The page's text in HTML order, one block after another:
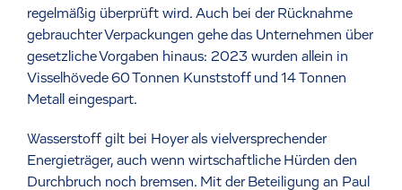
regelmäßig überprüft wird. Auch bei der Rücknahme
gebrauchter Verpackungen gehe das Unternehmen über
gesetzliche Vorgaben hinaus: 2023 wurden allein in
Visselhövede 60 Tonnen Kunststoff und 14 Tonnen
Metall eingespart.
Wasserstoff gilt bei Hoyer als vielversprechender
Energieträger, auch wenn wirtschaftliche Hürden den
Durchbruch noch bremsen. Mit der Beteiligung an Paul